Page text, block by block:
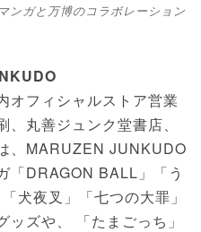
ンガと万博のコラボレーション
オフィシャルストア営業
丸善ジュンク堂書店、
、MARUZEN JUNKUDO
「DRAGON BALL」「う
犬夜叉」「七つの大罪」
ズや、 「たまごっち」